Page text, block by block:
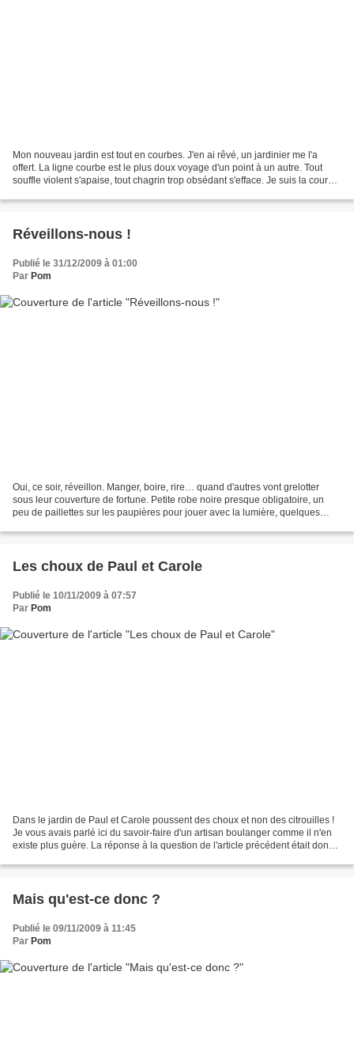
Mon nouveau jardin est tout en courbes. J'en ai rêvé, un jardinier me l'a
offert. La ligne courbe est le plus doux voyage d'un point à un autre. Tout
souffle violent s'apaise, tout chagrin trop obsédant s'efface. Je suis la courbe
Réveillons-nous !
Publié le 31/12/2009 à 01:00
Par Pom
Oui, ce soir, réveillon. Manger, boire, rire… quand d'autres vont grelotter
sous leur couverture de fortune. Petite robe noire presque obligatoire, un
peu de paillettes sur les paupières pour jouer avec la lumière, quelques
Les choux de Paul et Carole
Publié le 10/11/2009 à 07:57
Par Pom
Dans le jardin de Paul et Carole poussent des choux et non des citrouilles !
Je vous avais parlé ici du savoir-faire d'un artisan boulanger comme il n'en
existe plus guère. La réponse à la question de l'article précédent était donc
Mais qu'est-ce donc ?
Publié le 09/11/2009 à 11:45
Par Pom